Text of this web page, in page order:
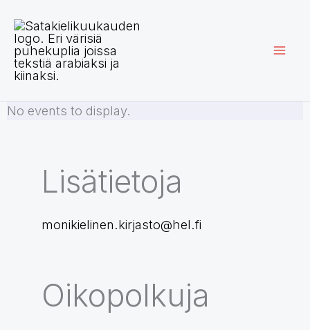
sisältöön
No events to display.
Lisätietoja
monikielinen.kirjasto@hel.fi
Oikopolkuja